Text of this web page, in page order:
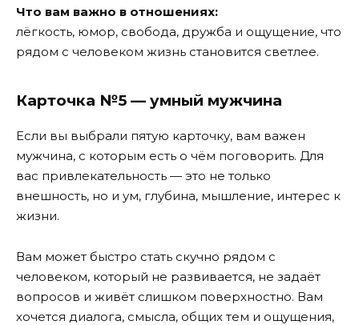
Что вам важно в отношениях:
лёгкость, юмор, свобода, дружба и ощущение, что
рядом с человеком жизнь становится светлее.
Карточка №5 — умный мужчина
Если вы выбрали пятую карточку, вам важен
мужчина, с которым есть о чём поговорить. Для
вас привлекательность — это не только
внешность, но и ум, глубина, мышление, интерес к
жизни.
Вам может быстро стать скучно рядом с
человеком, который не развивается, не задаёт
вопросов и живёт слишком поверхностно. Вам
хочется диалога, смысла, общих тем и ощущения,